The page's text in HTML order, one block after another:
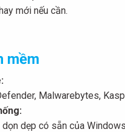
mới nếu cần.
mềm
Malwarebytes,
dẹp có sẵn của